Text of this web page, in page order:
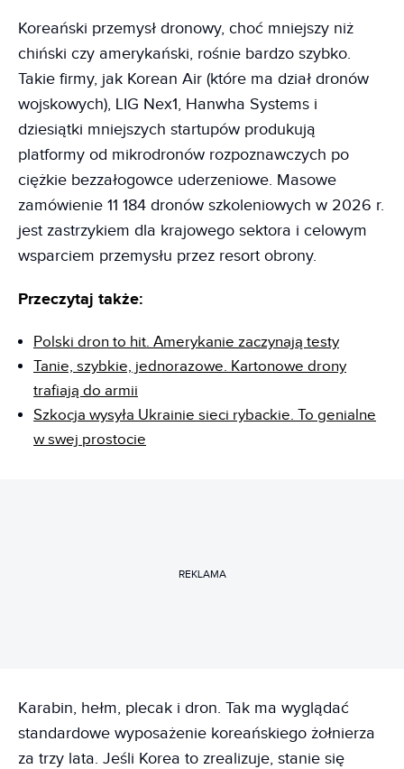
Koreański przemysł dronowy, choć mniejszy niż
chiński czy amerykański, rośnie bardzo szybko.
Takie firmy, jak Korean Air (które ma dział dronów
wojskowych), LIG Nex1, Hanwha Systems i
dziesiątki mniejszych startupów produkują
platformy od mikrodronów rozpoznawczych po
ciężkie bezzałogowce uderzeniowe. Masowe
zamówienie 11 184 dronów szkoleniowych w 2026 r.
jest zastrzykiem dla krajowego sektora i celowym
wsparciem przemysłu przez resort obrony.
Przeczytaj także:
Polski dron to hit. Amerykanie zaczynają testy
Tanie, szybkie, jednorazowe. Kartonowe drony
trafiają do armii
Szkocja wysyła Ukrainie sieci rybackie. To genialne
w swej prostocie
REKLAMA
Karabin, hełm, plecak i dron. Tak ma wyglądać
standardowe wyposażenie koreańskiego żołnierza
za trzy lata. Jeśli Korea to zrealizuje, stanie się